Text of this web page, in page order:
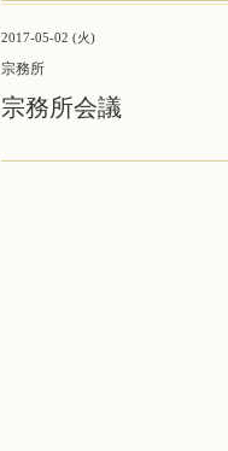
2017-05-02 (火)
宗務所
宗務所会議